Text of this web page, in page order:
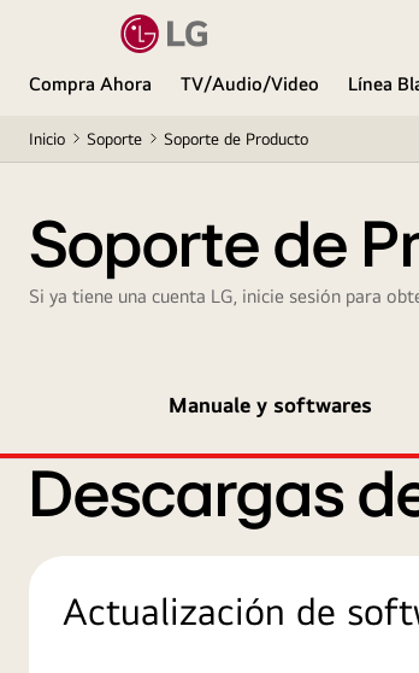
Compra Ahora TV/Audio/Video Línea
Inicio Soporte Soporte de Producto
Soporte de
Si ya tiene una cuenta LG, inicie sesión para
Manuale y softwares
Descargas
Actualización de